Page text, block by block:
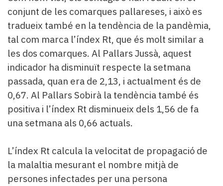
conjunt de les comarques pallareses, i això es
tradueix també en la tendència de la pandèmia,
tal com marca l’índex Rt, que és molt similar a
les dos comarques. Al Pallars Jussà, aquest
indicador ha disminuït respecte la setmana
passada, quan era de 2,13, i actualment és de
0,67. Al Pallars Sobirà la tendència també és
positiva i l’índex Rt disminueix dels 1,56 de fa
una setmana als 0,66 actuals.
L’índex Rt calcula la velocitat de propagació de
la malaltia mesurant el nombre mitjà de
persones infectades per una persona